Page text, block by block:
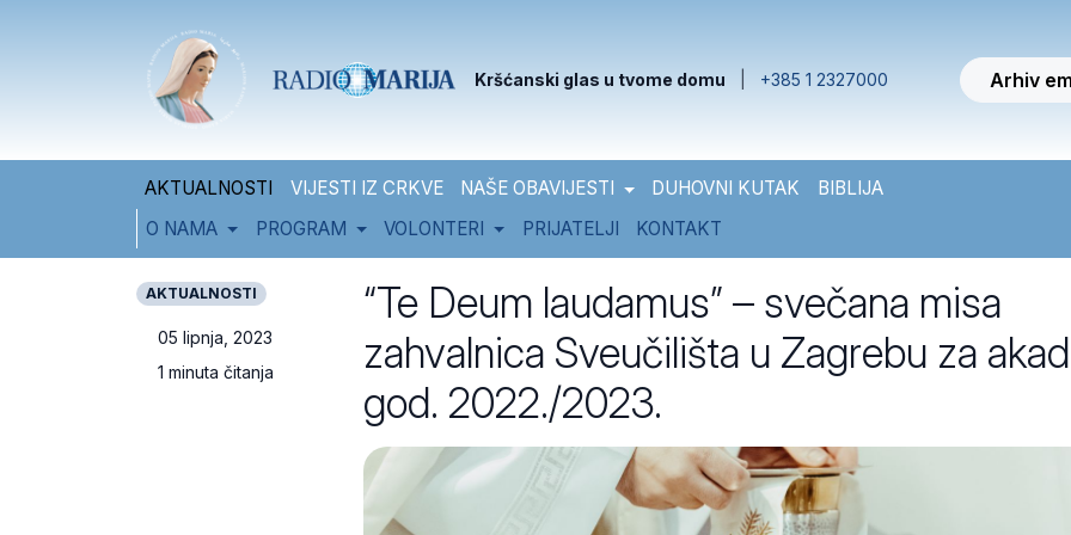
Kršćanski glas u tvome domu +385 1 2327000 Arhiv
AKTUALNOSTI VIJESTI IZ CRKVE NAŠE OBAVIJESTI DUHOVNI KUTAK
BIBLIJA
O NAMA
PROGRAM VOLONTERI PRIJATELJI KONTAKT
AKTUALNOSTI
05 lipnja, 2023
1 minuta čitanja
“Te Deum laudamus” – svečana misa
zahvalnica Sveučilišta u Zagrebu za
god. 2022./2023.